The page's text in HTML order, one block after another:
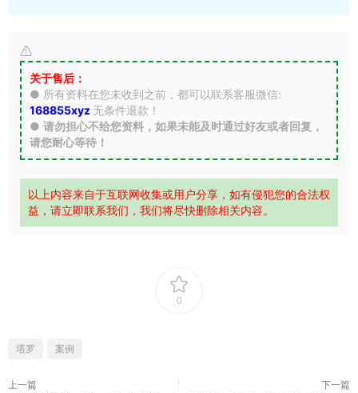
关于售后：
● 所有资料在您未收到之前，都可以联系客服微信:
168855xyz 无条件退款！
● 请勿担心不给您资料，如果未能及时通过好友或者回复，
请您耐心等待！
以上内容来自于互联网收集或用户分享，如有侵犯您的合法权
益，请立即联系我们，我们将尽快删除相关内容。
0
塔罗 案例
上一篇 下一篇